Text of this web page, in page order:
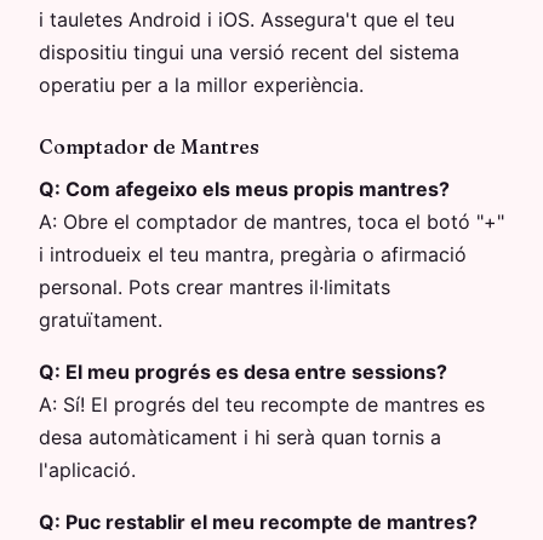
i tauletes Android i iOS. Assegura't que el teu
dispositiu tingui una versió recent del sistema
operatiu per a la millor experiència.
Comptador de Mantres
Q: Com afegeixo els meus propis mantres?
A: Obre el comptador de mantres, toca el botó "+"
i introdueix el teu mantra, pregària o afirmació
personal. Pots crear mantres il·limitats
gratuïtament.
Q: El meu progrés es desa entre sessions?
A: Sí! El progrés del teu recompte de mantres es
desa automàticament i hi serà quan tornis a
l'aplicació.
Q: Puc restablir el meu recompte de mantres?